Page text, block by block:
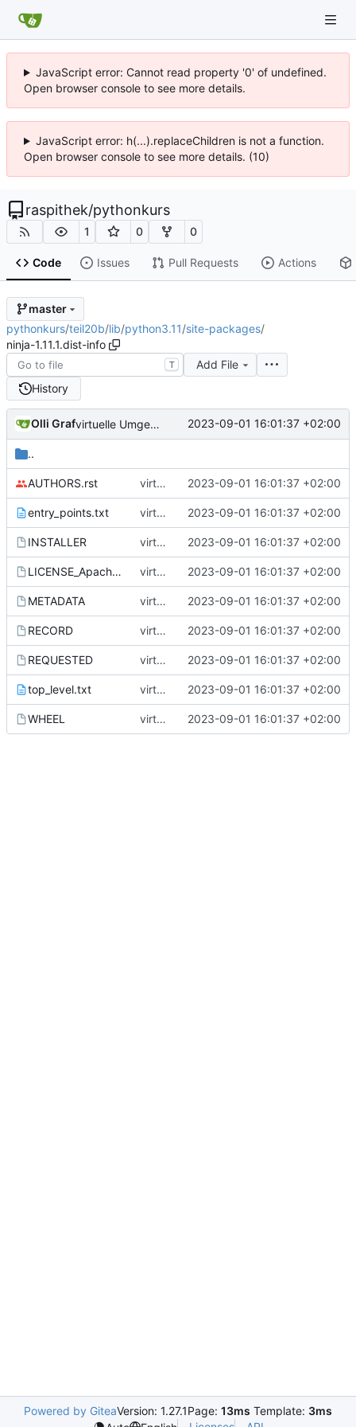
JavaScript error: Cannot read property '0' of undefined.
Open browser console to see more details.
JavaScript error: h(...).replaceChildren is not a function.
Open browser console to see more details. (10)
raspithek/pythonkurs
1 0 0
Code Issues Pull Requests Actions
master
pythonkurs/teil20b/lib/python3.11/site-packages/
ninja-1.11.1.dist-info
T
Add File
History
Olli Graf virtuelle Umgebung teil20b 2023-09-01 16:01:37 +02:00
..
AUTHORS.rst virtuelle Umgebung teil20b 2023-09-01 16:01:37 +02:00
entry_points.txt virtuelle Umgebung teil20b 2023-09-01 16:01:37 +02:00
INSTALLER virtuelle Umgebung teil20b 2023-09-01 16:01:37 +02:00
LICENSE_Apache_20 virtuelle Umgebung teil20b 2023-09-01 16:01:37 +02:00
METADATA virtuelle Umgebung teil20b 2023-09-01 16:01:37 +02:00
RECORD virtuelle Umgebung teil20b 2023-09-01 16:01:37 +02:00
REQUESTED virtuelle Umgebung teil20b 2023-09-01 16:01:37 +02:00
top_level.txt virtuelle Umgebung teil20b 2023-09-01 16:01:37 +02:00
WHEEL virtuelle Umgebung teil20b 2023-09-01 16:01:37 +02:00
Powered by GiteaVersion: 1.27.1Page: 13ms Template: 3ms